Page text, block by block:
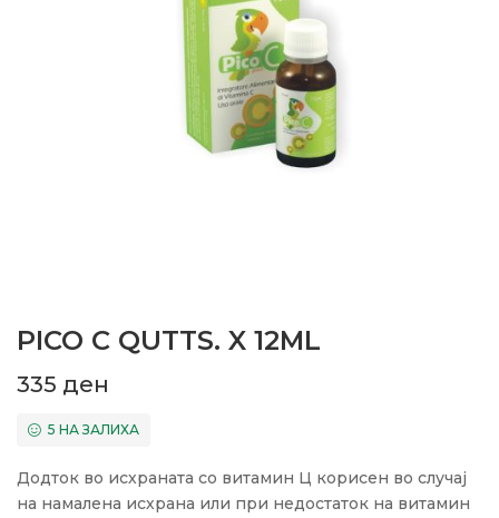
PICO C QUTTS. X 12ML
335 ден
5 НА ЗАЛИХА
Додток во исхраната со витамин Ц корисен во случај
на намалена исхрана или при недостаток на витамин